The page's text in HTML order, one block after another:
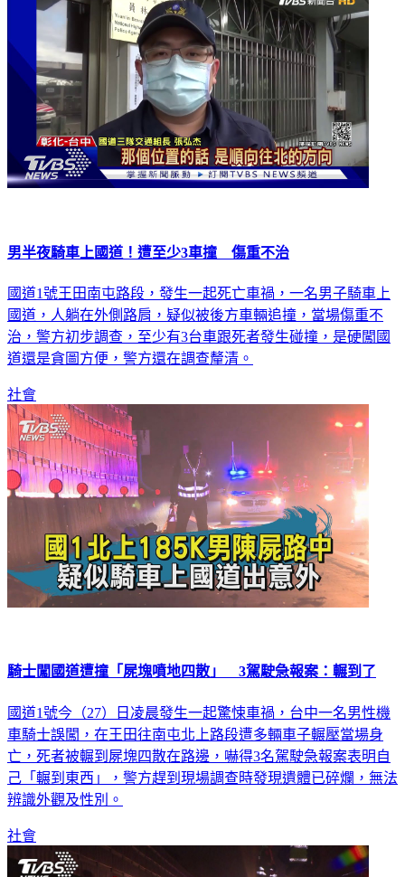
男半夜騎車上國道！遭至少3車撞 傷重不治
國道1號王田南屯路段，發生一起死亡車禍，一名男子騎車上
國道，人躺在外側路肩，疑似被後方車輛追撞，當場傷重不
治，警方初步調查，至少有3台車跟死者發生碰撞，是硬闖國
道還是貪圖方便，警方還在調查釐清。
社會
騎士闖國道遭撞「屍塊噴地四散」 3駕駛急報案：輾到了
國道1號今（27）日凌晨發生一起驚悚車禍，台中一名男性機
車騎士誤闖，在王田往南屯北上路段遭多輛車子輾壓當場身
亡，死者被輾到屍塊四散在路邊，嚇得3名駕駛急報案表明自
己「輾到東西」，警方趕到現場調查時發現遺體已碎爛，無法
辨識外觀及性別。
社會